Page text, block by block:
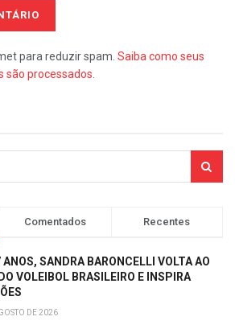
para reduzir spam. Saiba como seus
são processados
Comentados Recentes
ANOS, SANDRA BARONCELLI VOLTA AO
VOLEIBOL BRASILEIRO E INSPIRA
DE 2026